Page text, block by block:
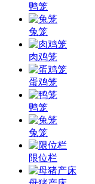
鸭笼
兔笼
肉鸡笼
蛋鸡笼
鸭笼
兔笼
限位栏